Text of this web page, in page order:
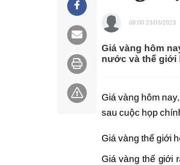
08:00 23/03/2023
Giá vàng hôm
nước và thế giới
Giá vàng hôm
sau cuộc họp
Giá vàng thế giới
Giá vàng thế giới